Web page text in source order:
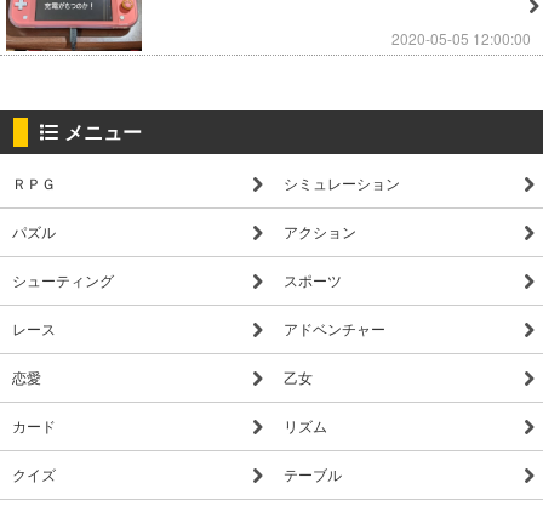
2020-05-05 12:00:00
メニュー
ＲＰＧ シミュレーション
パズル アクション
シューティング スポーツ
レース アドベンチャー
恋愛 乙女
カード リズム
クイズ テーブル